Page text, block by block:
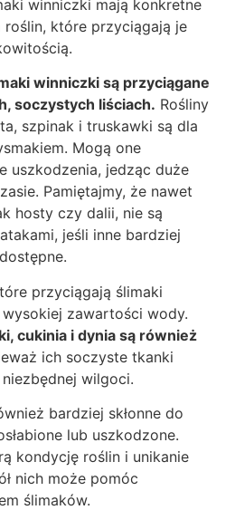
winniczki mają konkretne
które przyciągają je
winniczki są przyciągane
soczystych liściach. Rośliny
szpinak i truskawki są dla
Mogą one
uszkodzenia, jedząc duże
Pamiętajmy, że nawet
hosty czy dalii, nie są
jeśli inne bardziej
przyciągają ślimaki
zawartości wody.
cukinia i dynia są również
ich soczyste tkanki
wilgoci.
bardziej skłonne do
lub uszkodzone.
kondycję roślin i unikanie
nich może pomóc
ślimaków.